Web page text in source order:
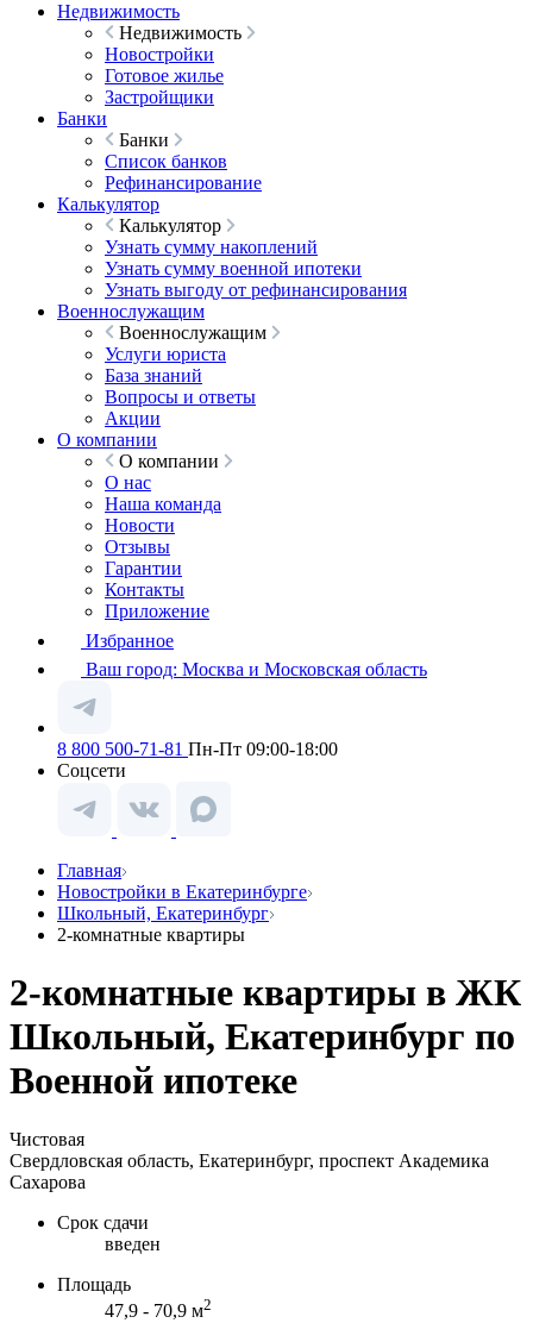
Недвижимость
Недвижимость
Новостройки
Готовое жилье
Застройщики
Банки
Банки
Список банков
Рефинансирование
Калькулятор
Калькулятор
Узнать сумму накоплений
Узнать сумму военной ипотеки
Узнать выгоду от рефинансирования
Военнослужащим
Военнослужащим
Услуги юриста
База знаний
Вопросы и ответы
Акции
О компании
О компании
О нас
Наша команда
Новости
Отзывы
Гарантии
Контакты
Приложение
Избранное
Ваш город: Москва и Московская область
8 800 500-71-81 Пн-Пт 09:00-18:00
Соцсети
Главная
Новостройки в Екатеринбурге
Школьный, Екатеринбург
2-комнатные квартиры
2-комнатные квартиры в ЖК
Школьный, Екатеринбург по
Военной ипотеке
Чистовая
Свердловская область, Екатеринбург, проспект Академика
Сахарова
Срок сдачи
введен
Площадь
47,9 - 70,9 м2